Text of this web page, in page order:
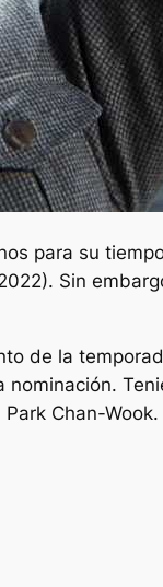
para su
Sin
de la
Chan-Wook.